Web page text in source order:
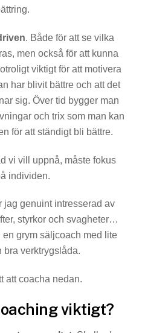
. Både för att se vilka
men också för att kunna
viktigt för att motivera
har blivit bättre och att det
sig. Över tid bygger man
och trix som man kan
för att ständigt bli bättre.
vi vill uppnå, måste fokus
individen.
jag genuint intresserad av
styrkor och svagheter…
grym säljcoach med lite
bra verktrygslåda.
att coacha nedan.
viktigt?